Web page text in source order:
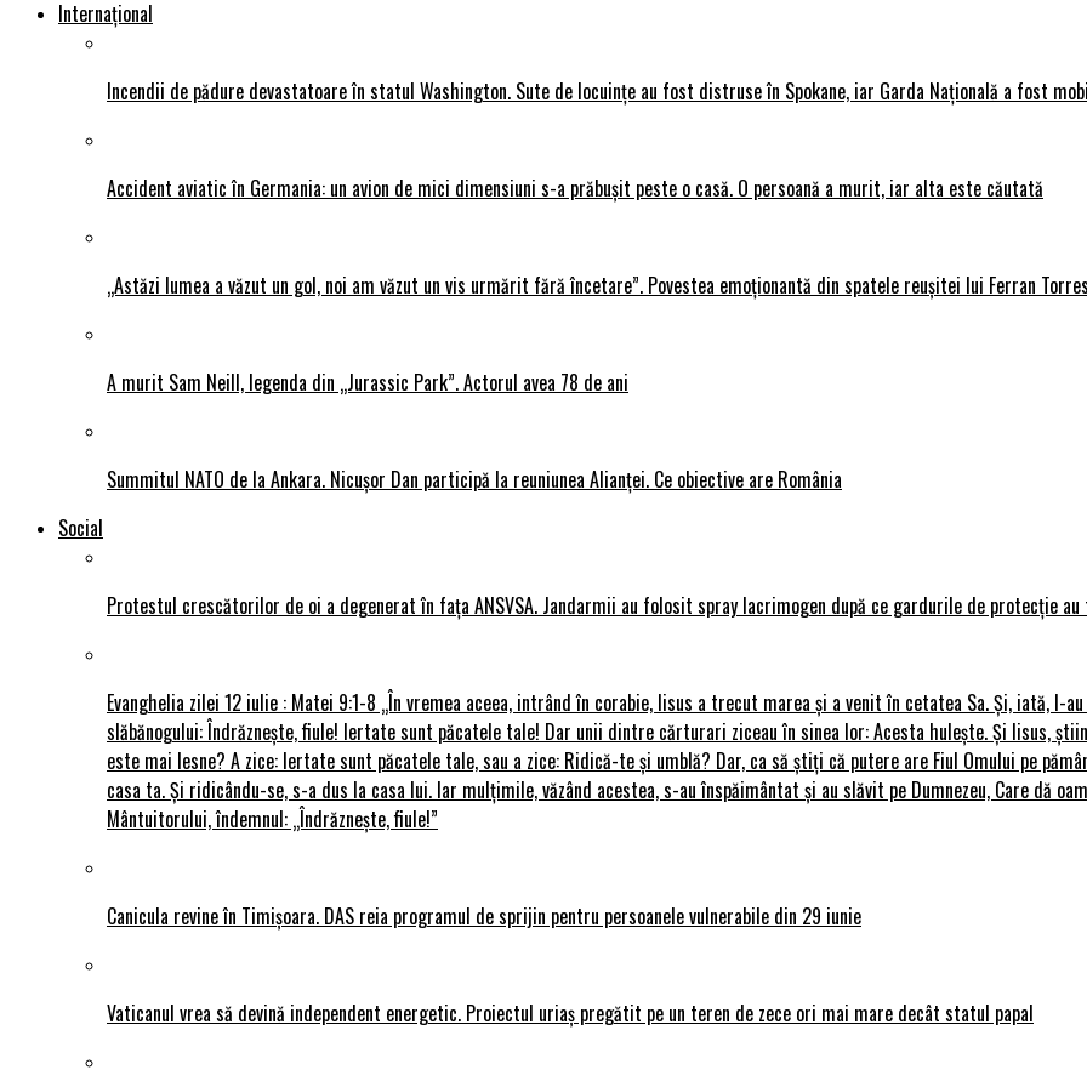
Internațional
Incendii de pădure devastatoare în statul Washington. Sute de locuințe au fost distruse în Spokane, iar Garda Națională a fost
Accident aviatic în Germania: un avion de mici dimensiuni s-a prăbușit peste o casă. O persoană a murit, iar alta este căutată
„Astăzi lumea a văzut un gol, noi am văzut un vis urmărit fără încetare”. Povestea emoționantă din spatele reușitei lui Ferran Torres
A murit Sam Neill, legenda din „Jurassic Park”. Actorul avea 78 de ani
Summitul NATO de la Ankara. Nicușor Dan participă la reuniunea Alianței. Ce obiective are România
Social
Protestul crescătorilor de oi a degenerat în fața ANSVSA. Jandarmii au folosit spray lacrimogen după ce gardurile de protecție
Evanghelia zilei 12 iulie : Matei 9:1-8 „În vremea aceea, intrând în corabie, Iisus a trecut marea și a venit în cetatea Sa. Și, iată, I-
slăbănogului: Îndrăznește, fiule! Iertate sunt păcatele tale! Dar unii dintre cărturari ziceau în sinea lor: Acesta hulește. Și Iisus,
este mai lesne? A zice: Iertate sunt păcatele tale, sau a zice: Ridică-te și umblă? Dar, ca să știți că putere are Fiul Omului pe
casa ta. Și ridicându-se, s-a dus la casa lui. Iar mulțimile, văzând acestea, s-au înspăimântat și au slăvit pe Dumnezeu, Care dă
Mântuitorului, îndemnul: „Îndrăznește, fiule!”
Canicula revine în Timișoara. DAS reia programul de sprijin pentru persoanele vulnerabile din 29 iunie
Vaticanul vrea să devină independent energetic. Proiectul uriaș pregătit pe un teren de zece ori mai mare decât statul papal